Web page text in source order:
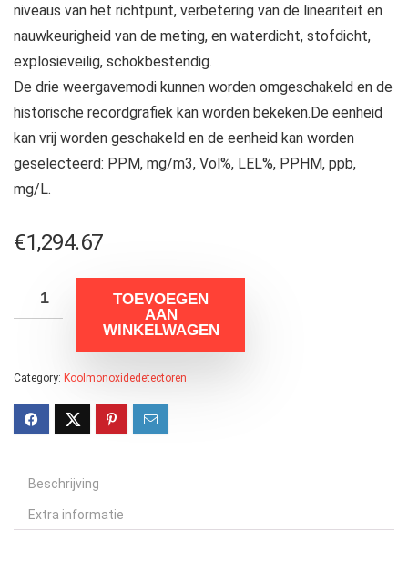
niveaus van het richtpunt, verbetering van de lineariteit en
nauwkeurigheid van de meting, en waterdicht, stofdicht,
explosieveilig, schokbestendig.
De drie weergavemodi kunnen worden omgeschakeld en de
historische recordgrafiek kan worden bekeken.De eenheid
kan vrij worden geschakeld en de eenheid kan worden
geselecteerd: PPM, mg/m3, Vol%, LEL%, PPHM, ppb,
mg/L.
€1,294.67
TOEVOEGEN
AAN
WINKELWAGEN
Category: Koolmonoxidedetectoren
Beschrijving
Extra informatie